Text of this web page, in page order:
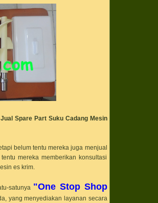
Jual Spare Part Suku Cadang Mesin
belum tentu mereka juga menjual
mereka memberikan konsultasi
es krim.
satunya "One Stop Shop
yang menyediakan layanan secara